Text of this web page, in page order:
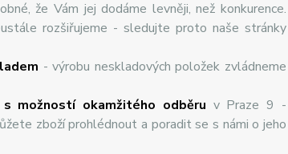
že Vám jej dodáme levněji, než konkurence.
rozšiřujeme - sledujte proto naše stránky
- výrobu neskladových položek zvládneme
s možností okamžitého odběru v Praze 9 -
zboží prohlédnout a poradit se s námi o jeho